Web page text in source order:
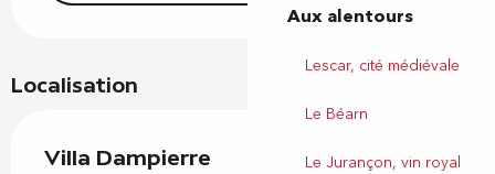
Aux alentours
Lescar, cité médiévale
Le Béarn
Le Jurançon, vin royal
Localisation
Villa Dampierre